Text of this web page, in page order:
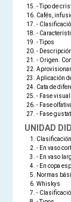
- Tipo de
Cafés,
-
-
- Tipos
-
- Origen.
Aplicación
Cata de
- Fase visual
- Fase
- Fase
UNIDAD
- En vaso
- En vaso
- En copa
Normas
Whiskys
-